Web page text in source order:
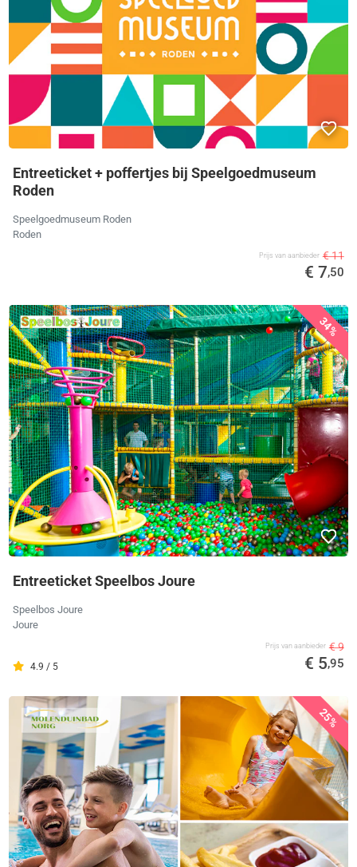
Entreeticket + poffertjes bij Speelgoedmuseum
Roden
Speelgoedmuseum Roden
Roden
Prijs van aanbieder € 11
€ 7,50
34%
Entreeticket Speelbos Joure
Speelbos Joure
Joure
4.9 / 5
Prijs van aanbieder € 9
€ 5,95
25%